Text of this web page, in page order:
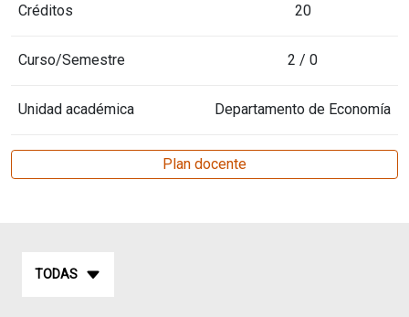
Créditos 20
Curso/Semestre 2 / 0
Unidad académica Departamento de Economía
Plan docente
TODAS